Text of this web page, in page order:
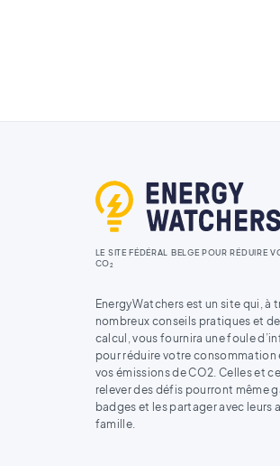
LE SITE FÉDÉRAL BELGE POUR RÉDUIRE
CO2
EnergyWatchers est un site qui, à
nombreux conseils pratiques et
calcul, vous fournira une foule
pour réduire votre consommation
vos émissions de CO2. Celles et
relever des défis pourront même
badges et les partager avec leurs
famille.